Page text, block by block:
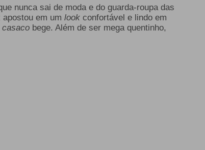
nunca sai de moda e do guarda-roupa das
em um look confortável e lindo em
bege. Além de ser mega quentinho,